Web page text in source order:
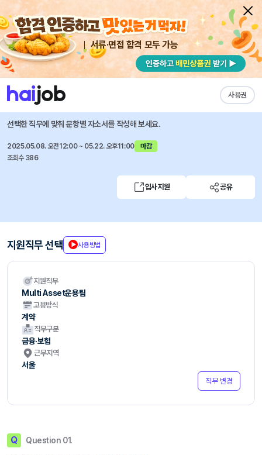
서류·면접 합격 모두 가능
사용권
채용공고 자소서 자유항목 자소서 내 작성목록
유안타증권 즐겨찾기
Multi Asset운용팀 경력직원 채용
선택한 직무에 맞춰 문항별 자소서를 작성해 보세요.
2025.05.08. 오전12:00 ~ 05.22. 오후11:00
마감
조회수 386
입사지원 공유
지원직무 선택 사용방법
지원직무
Multi Asset운용팀
고용방식
계약
직무구분
금융·보험
근무지역
서울
직무 변경
Q Question 01.